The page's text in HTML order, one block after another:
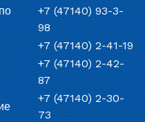
+7 (47140) 93-3-
98
+7 (47140) 2-41-19
+7 (47140) 2-42-
87
+7 (47140) 2-30-
73